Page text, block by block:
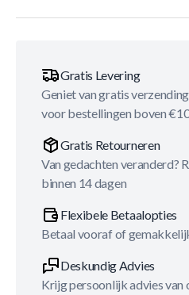
Gratis Levering
Geniet van gratis
voor bestellingen boven
Gratis Retourneren
Van gedachten veranderd?
binnen 14 dagen
Flexibele Betaalopties
Betaal vooraf of
Deskundig Advies
Krijg persoonlijk advies van